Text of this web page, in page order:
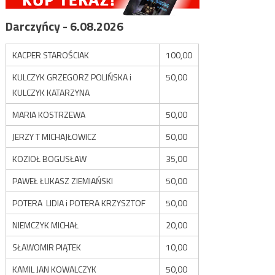
Darczyńcy - 6.08.2026
KACPER STAROŚCIAK
100,00
KULCZYK GRZEGORZ POLIŃSKA i
KULCZYK KATARZYNA
50,00
MARIA KOSTRZEWA
50,00
JERZY T MICHAJŁOWICZ
50,00
KOZIOŁ BOGUSŁAW
35,00
PAWEŁ ŁUKASZ ZIEMIAŃSKI
50,00
POTERA LIDIA i POTERA KRZYSZTOF
50,00
NIEMCZYK MICHAŁ
20,00
SŁAWOMIR PIĄTEK
10,00
KAMIL JAN KOWALCZYK
50,00